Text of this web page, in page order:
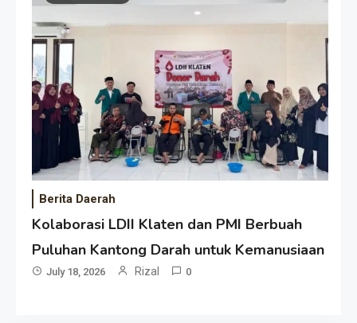
Berita Daerah
Kolaborasi LDII Klaten dan PMI Berbuah
Puluhan Kantong Darah untuk Kemanusiaan
July 18, 2026 Rizal 0